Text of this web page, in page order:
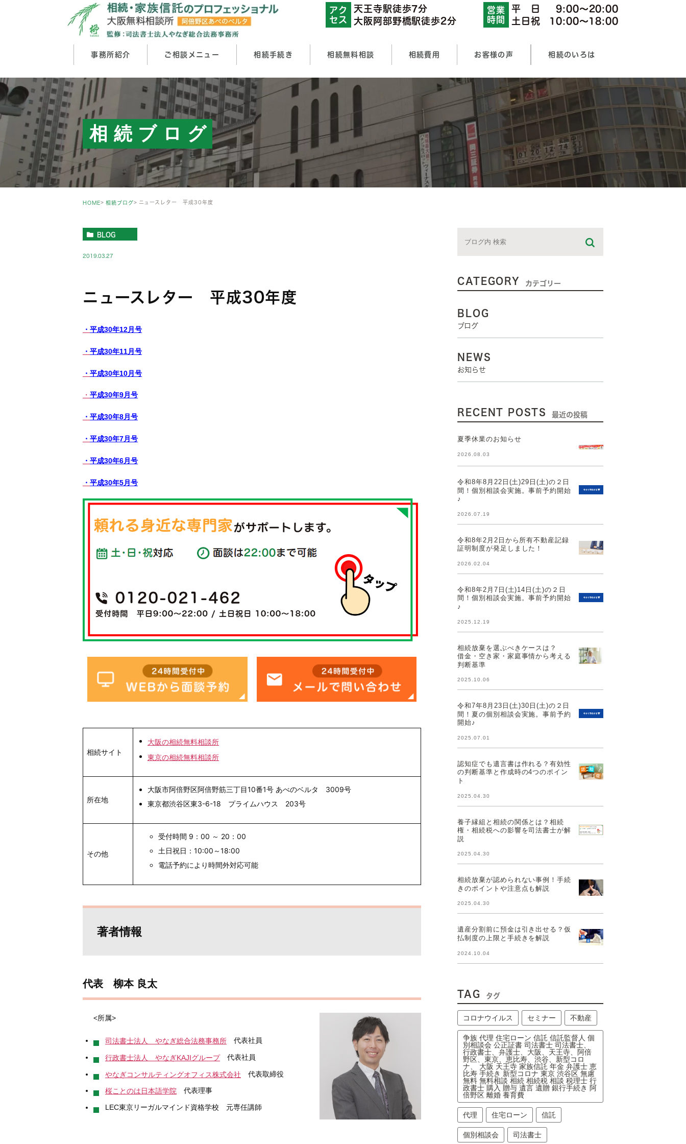
アク
セス
天王寺駅徒歩7分
大阪阿部野橋駅徒歩2分
営業
時間
平 日
9:00〜20:00
土日祝
10:00〜18:00
事務所紹介
大阪事務所 東京事務所 事務所実績
スタッフ紹介
ご相談メニュー
生前（認知症・相続税）対策丸ごとサポート
遺言書作成サポート
相続手続きスタンダードプラン（相続不動産・預金名義変更手続き）
相続登記スタンダードプラン（相続不動産の名義変更）
裁判所に提出する書類作成サポートプラン
生前贈与 生前対策 遺言書作成 相続財産調査 相続人調査 遺産分割
相続放棄
民事信託・家族信託
事業承継 成年後見・任意後見
相続手続き 相続無料相談 相続費用 お客様の声 相続のいろは
相続手続きの流れ 相続手続きの期限 相続方法の選択肢 法定相続分 遺留分 不動産・土地の相続
預貯金の相続
株式・有価証券の相続
相続税の基礎知識 遺言
相続ブログ
HOME 相続ブログ ニュースレター 平成30年度
BLOG
2019.03.27
ニュースレター 平成30年度
・ 平成30年12月号
・ 平成30年11月号
・ 平成30年10月号
・ 平成30年9月号
・ 平成30年8月号
・ 平成30年7月号
・ 平成30年6月号
・ 平成30年5月号
相続サイト
大阪の相続無料相談所
東京の相続無料相談所
所在地
大阪市阿倍野区阿倍野筋三丁目10番1号 あべのベルタ 3009号
東京都渋谷区東3-6-18 プライムハウス 203号
その他
受付時間 9：00 ～ 20：00
土日祝日：10:00～18:00
電話予約により時間外対応可能
著者情報
代表 柳本 良太
<所属>
司法書士法人 やなぎ総合法務事務所 代表社員
行政書士法人 やなぎKAJIグループ代表社員
やなぎコンサルティングオフィス株式会社 代表取締役
桜ことのは日本語学院 代表理事
LEC東京リーガルマインド資格学校 元専任講師
CATEGORY カテゴリー
BLOG
ブログ
NEWS
お知らせ
RECENT POSTS 最近の投稿
夏季休業のお知らせ
2026.08.03
令和8年8月22日(土)29日(土)の２日
間！個別相談会実施。事前予約開始
♪
2026.07.19
令和8年2月2日から所有不動産記録
証明制度が発足しました！
2026.02.04
令和8年2月7日(土)14日(土)の２日
間！個別相談会実施。事前予約開始
♪
2025.12.19
相続放棄を選ぶべきケースは？
借金・空き家・家庭事情から考える
判断基準
2025.10.06
令和7年8月23日(土)30日(土)の２日
間！夏の個別相談会実施。事前予約
開始♪
2025.07.01
認知症でも遺言書は作れる？有効性
の判断基準と作成時の4つのポイン
ト
2025.04.30
養子縁組と相続の関係とは？相続
権・相続税への影響を司法書士が解
説
2025.04.30
相続放棄が認められない事例！手続
きのポイントや注意点も解説
2025.04.30
遺産分割前に預金は引き出せる？仮
払制度の上限と手続きを解説
2024.10.04
TAG タグ
コロナウイルス セミナー 不動産
争族 代理 住宅ローン 信託 信託監督人 個
別相談会 公正証書 司法書士 司法書士、
行政書士、弁護士、大阪、天王寺、阿倍
野区、東京、恵比寿、渋谷、新型コロ
ナ、 大阪 天王寺 家族信託 年金 弁護士 恵
比寿 手続き 新型コロナ 東京 渋谷区 無慮
無料 無料相談 相続 相続税 相談 税理士 行
政書士 購入 贈与 遺言 遺贈 銀行手続き 阿
倍野区 離婚 養育費
代理 住宅ローン 信託
個別相談会 司法書士